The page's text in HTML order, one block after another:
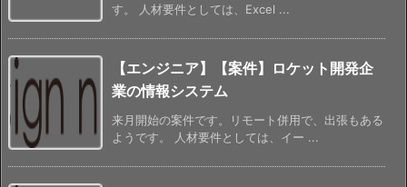
す。 人材要件としては、Excel ...
【エンジニア】【案件】ロケット開発企
業の情報システム
来月開始の案件です。リモート併用で、出張もある
ようです。 人材要件としては、イー ...